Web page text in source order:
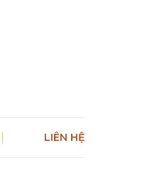
LIÊN HỆ